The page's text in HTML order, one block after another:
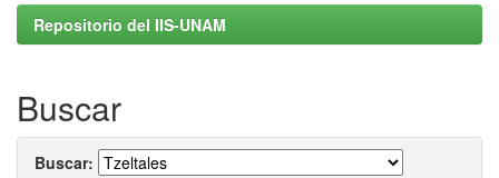
Repositorio del IIS-UNAM
Buscar
Buscar: